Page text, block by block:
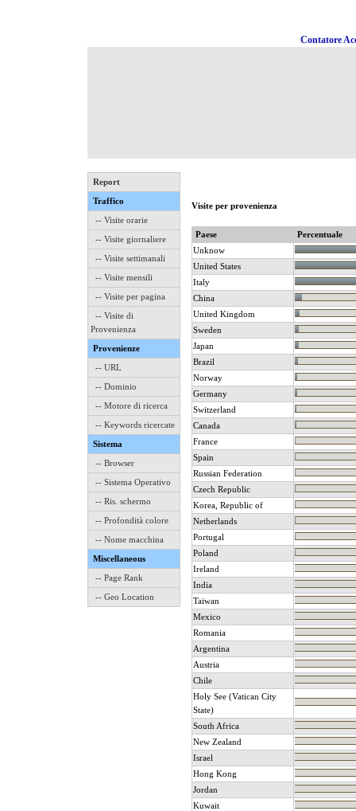
Contatore
Report
Traffico
-- Visite orarie
-- Visite giornaliere
-- Visite settimanali
-- Visite mensili
-- Visite per pagina
-- Visite di
Provenienza
Provenienze
-- URL
-- Dominio
-- Motore di ricerca
-- Keywords ricercate
Sistema
-- Browser
-- Sistema Operativo
-- Ris. schermo
-- Profondità colore
-- Nome macchina
Miscellaneous
-- Page Rank
-- Geo Location
Visite per provenienza
Paese
Percentuale
Unknow
United States
Italy
China
United Kingdom
Sweden
Japan
Brazil
Norway
Germany
Switzerland
Canada
France
Spain
Russian Federation
Czech Republic
Korea, Republic of
Netherlands
Portugal
Poland
Ireland
India
Taiwan
Mexico
Romania
Argentina
Austria
Chile
Holy See (Vatican City
State)
South Africa
New Zealand
Israel
Hong Kong
Jordan
Kuwait